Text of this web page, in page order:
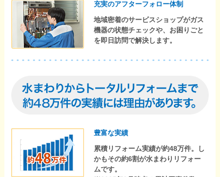
充実のアフターフォロー体制
地域密着のサービスショップがガス
機器の状態チェックや、お困りごと
を即日訪問で解決します。
豊富な実績
累積リフォーム実績が約48万件。し
かもその約6割が水まわりリフォー
ムです。